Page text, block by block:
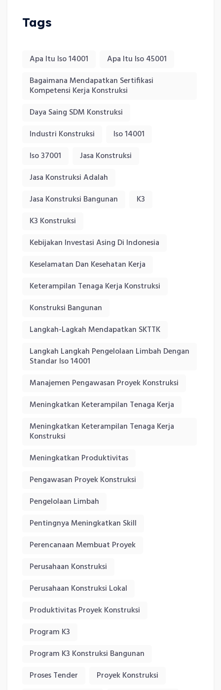
Tags
Apa Itu Iso 14001
Apa Itu Iso 45001
Bagaimana Mendapatkan Sertifikasi
Kompetensi Kerja Konstruksi
Daya Saing SDM Konstruksi
Industri Konstruksi
Iso 14001
Iso 37001
Jasa Konstruksi
Jasa Konstruksi Adalah
Jasa Konstruksi Bangunan
K3
K3 Konstruksi
Kebijakan Investasi Asing Di Indonesia
Keselamatan Dan Kesehatan Kerja
Keterampilan Tenaga Kerja Konstruksi
Konstruksi Bangunan
Langkah-Lagkah Mendapatkan SKTTK
Langkah Langkah Pengelolaan Limbah Dengan
Standar Iso 14001
Manajemen Pengawasan Proyek Konstruksi
Meningkatkan Keterampilan Tenaga Kerja
Meningkatkan Keterampilan Tenaga Kerja
Konstruksi
Meningkatkan Produktivitas
Pengawasan Proyek Konstruksi
Pengelolaan Limbah
Pentingnya Meningkatkan Skill
Perencanaan Membuat Proyek
Perusahaan Konstruksi
Perusahaan Konstruksi Lokal
Produktivitas Proyek Konstruksi
Program K3
Program K3 Konstruksi Bangunan
Proses Tender
Proyek Konstruksi